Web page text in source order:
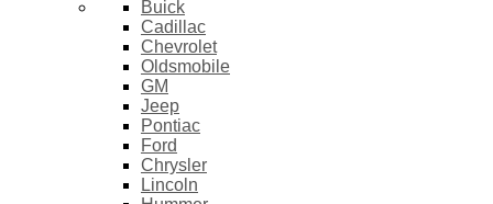
Buick
Cadillac
Chevrolet
Oldsmobile
GM
Jeep
Pontiac
Ford
Chrysler
Lincoln